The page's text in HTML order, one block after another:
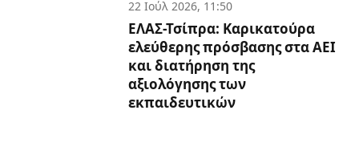
22 Ιούλ 2026, 11:50
ΕΛΑΣ-Τσίπρα: Καρικατούρα
ελεύθερης πρόσβασης στα ΑΕΙ
και διατήρηση της
αξιολόγησης των
εκπαιδευτικών